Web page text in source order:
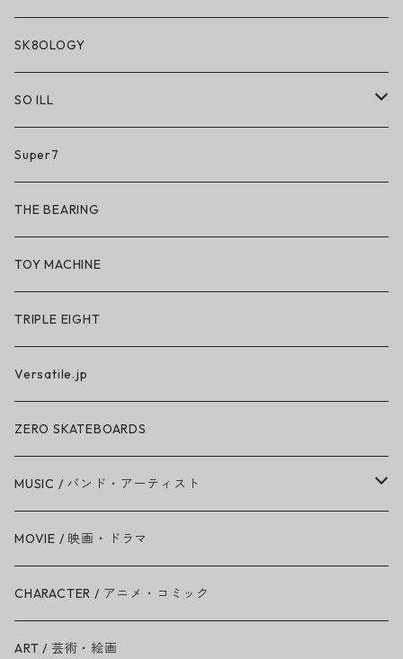
SK8OLOGY
SO ILL
So iLL
So iLL × ON THE ROAM
BN3TH × So iLL × ON THE ROAM
Super7
THE BEARING
TOY MACHINE
TRIPLE EIGHT
Versatile.jp
ZERO SKATEBOARDS
MUSIC / バンド・アーティスト
Amy Winehouse
Ariana Grande
BAD RELIGION
MOVIE / 映画・ドラマ
CHARACTER / アニメ・コミック
ART / 芸術・絵画